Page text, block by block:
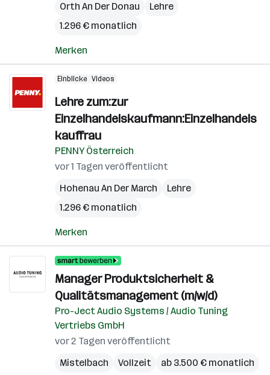
Orth An Der Donau
Lehre
1.296 € monatlich
Merken
Einblicke Videos
Lehre zum:zur
Einzelhandelskaufmann:Einzelhandels
kauffrau
PENNY Österreich
vor 1 Tagen veröffentlicht
Hohenau An Der March
Lehre
1.296 € monatlich
Merken
Manager Produktsicherheit &
Qualitätsmanagement (m/w/d)
Pro-Ject Audio Systems / Audio Tuning
Vertriebs GmbH
vor 2 Tagen veröffentlicht
Mistelbach
Vollzeit ab 3.500 € monatlich